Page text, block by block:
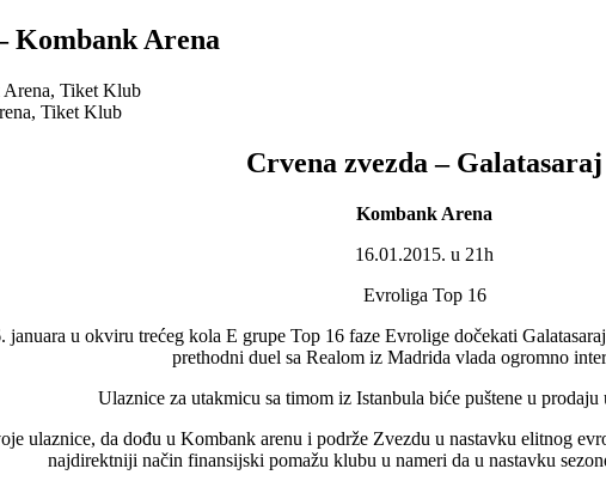
Kombank Arena
Tiket Klub
Crvena zvezda – Galatasaraj
Kombank Arena
16.01.2015. u 21h
Evroliga Top 16
u okviru trećeg kola E grupe Top 16 faze Evrolige dočekati
prethodni duel sa Realom iz Madrida vlada ogromno
Ulaznice za utakmicu sa timom iz Istanbula biće puštene u prodaju
ulaznice, da dođu u Kombank arenu i podrže Zvezdu u nastavku elitnog
najdirektniji način finansijski pomažu klubu u nameri da u nastavku